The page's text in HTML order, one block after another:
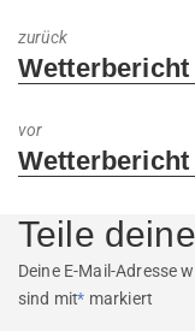
zurück
Previous
Wetterbericht
vor
Next
Wetterbericht
Teile
Deine E-Mail-Adresse
sind mit* markiert